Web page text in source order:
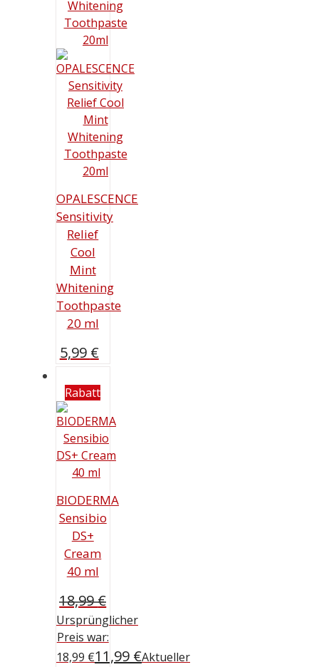
OPALESCENCE
Sensitivity
Relief
Cool
Mint
Whitening
Toothpaste
20 ml
5,99 €
Rabatt
BIODERMA
Sensibio
DS+
Cream
40 ml
18,99€
Ursprünglicher
Preis war:
18,99 €11,99 €Aktueller